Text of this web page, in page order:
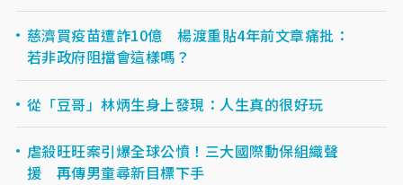
慈濟買疫苗遭詐10億 楊渡重貼4年前文章痛批：
若非政府阻擋會這樣嗎？
從「豆哥」林炳生身上發現：人生真的很好玩
虐殺旺旺案引爆全球公憤！三大國際動保組織聲
援 再傳男童尋新目標下手